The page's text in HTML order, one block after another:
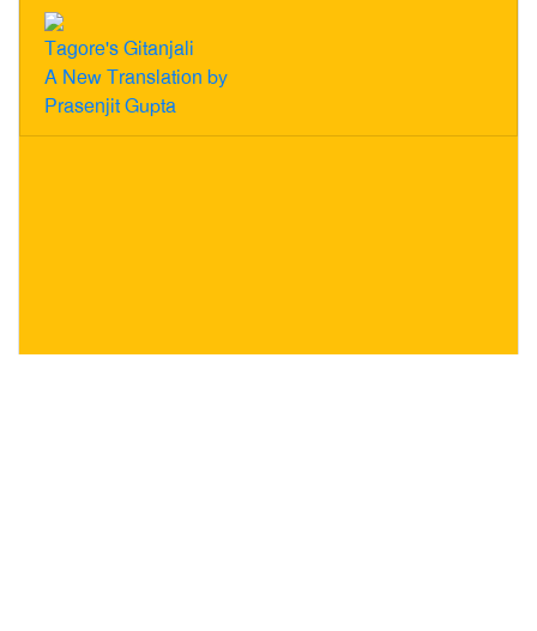
Tagore's Gitanjali
A New Translation by
Prasenjit Gupta